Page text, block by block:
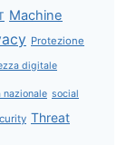
Machine
Protezione
digitale
nazionale social
Threat